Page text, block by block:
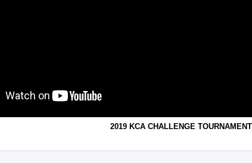
2019 KCA CHALLENGE TOURNAMENT